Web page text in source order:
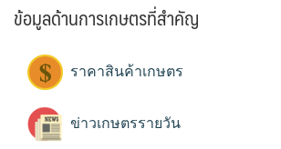
ข้อมูลด้านการเกษตรที่สำคัญ
ราคาสินค้าเกษตร
ข่าวเกษตรรายวัน